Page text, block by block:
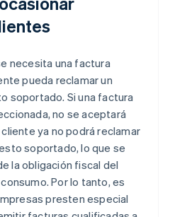
necesita una factura
pueda reclamar un
soportado. Si una factura
no se aceptará
ya no podrá reclamar
soportado, lo que se
la obligación fiscal del
Por lo tanto, es
presten especial